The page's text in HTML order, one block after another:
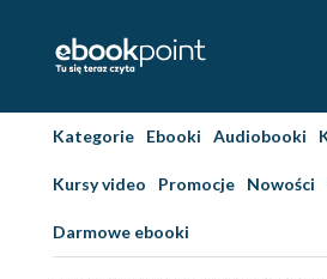
Kategorie Ebooki Audiobooki
Kursy video Promocje Nowości
Darmowe ebooki